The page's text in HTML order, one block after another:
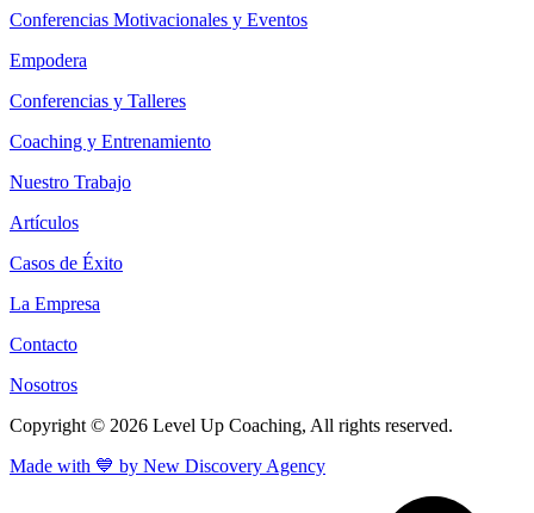
Conferencias Motivacionales y Eventos
Empodera
Conferencias y Talleres
Coaching y Entrenamiento
Nuestro Trabajo
Artículos
Casos de Éxito
La Empresa
Contacto
Nosotros
Copyright © 2026 Level Up Coaching, All rights reserved.
Made with 💙 by New Discovery Agency